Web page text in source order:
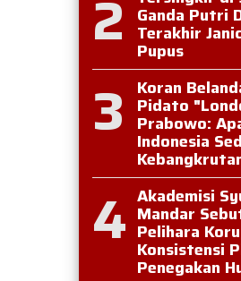
2 Ganda Putri
Terakhir
Pupus
3 Koran
Pidato
Prabowo:
Indonesia
4 Akademisi
Mandar
Pelihara
Konsistensi
Penegakan